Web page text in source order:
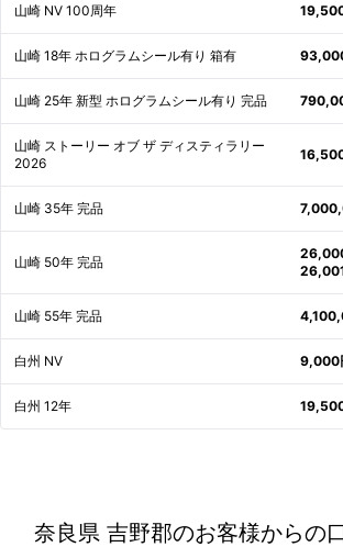
山崎 NV 100周年
山崎 18年 ホログラムシール有り 箱有
山崎 25年 新型 ホログラムシール有り 完品
山崎 ストーリー オブ ザ ディスティラリー
2026
山崎 35年 完品
山崎 50年 完品
山崎 55年 完品
白州 NV 9,000
白州 12年
奈良県 吉野郡のお客様からの